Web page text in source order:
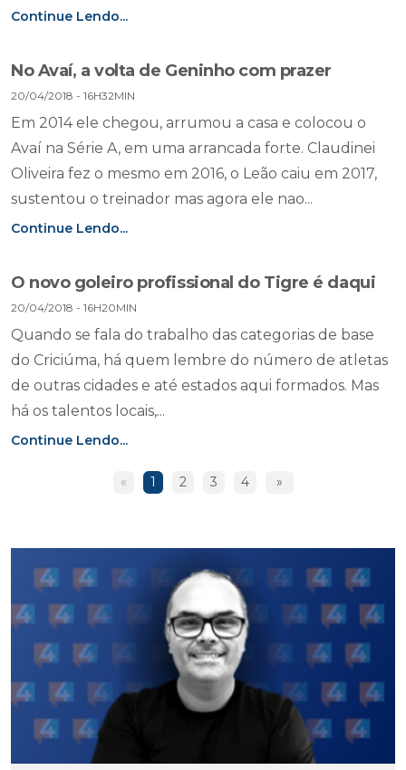
Continue Lendo...
No Avaí, a volta de Geninho com prazer
20/04/2018 - 16H32MIN
Em 2014 ele chegou, arrumou a casa e colocou o
Avaí na Série A, em uma arrancada forte. Claudinei
Oliveira fez o mesmo em 2016, o Leão caiu em 2017,
sustentou o treinador mas agora ele nao...
Continue Lendo...
O novo goleiro profissional do Tigre é daqui
20/04/2018 - 16H20MIN
Quando se fala do trabalho das categorias de base
do Criciúma, há quem lembre do número de atletas
de outras cidades e até estados aqui formados. Mas
há os talentos locais,...
Continue Lendo...
« 1 2 3 4 »